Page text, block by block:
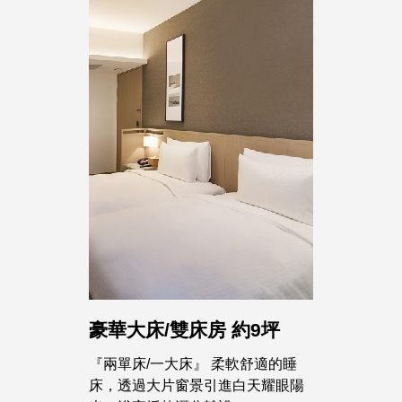
豪華大床/雙床房 約9坪
『兩單床/一大床』 柔軟舒適的睡
床，透過大片窗景引進白天耀眼陽